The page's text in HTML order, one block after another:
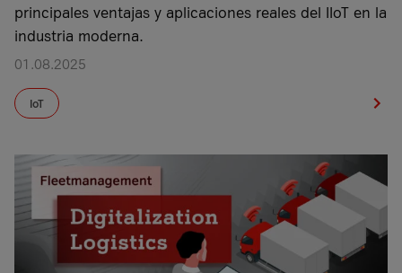
principales ventajas y aplicaciones reales del IIoT en la
industria moderna.
01.08.2025
IoT